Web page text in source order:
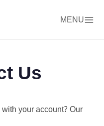
MENU
Us
your account? Our